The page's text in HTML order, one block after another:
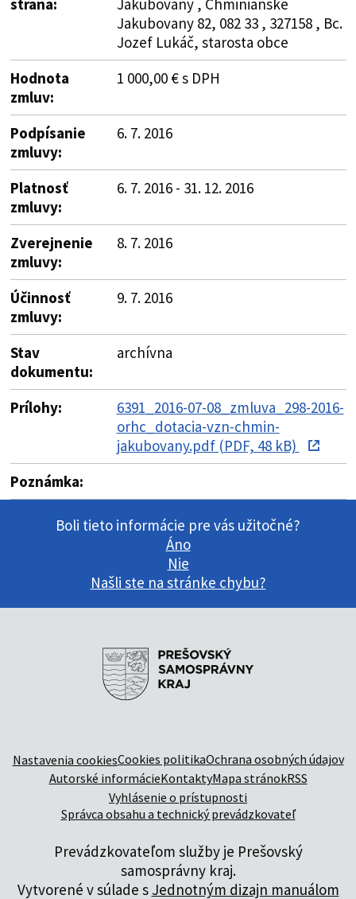
Jakubovany 82, 082 33 , 327158 , Bc.
Jozef Lukáč, starosta obce
Hodnota
zmluv:
1 000,00 € s DPH
Podpísanie
zmluvy:
6. 7. 2016
Platnosť
zmluvy:
6. 7. 2016 - 31. 12. 2016
Zverejnenie
zmluvy:
8. 7. 2016
Účinnosť
zmluvy:
9. 7. 2016
Stav
dokumentu:
archívna
Prílohy:
6391_2016-07-08_zmluva_298-2016-
orhc_dotacia-vzn-chmin-
jakubovany.pdf (PDF, 48 kB)
Poznámka:
Boli tieto informácie pre vás užitočné?
Áno
Nie
Našli ste na stránke chybu?
Nastavenia cookiesCookies politikaOchrana osobných údajov
Autorské informácieKontaktyMapa stránokRSS
Vyhlásenie o prístupnosti
Správca obsahu a technický prevádzkovateľ
Prevádzkovateľom služby je Prešovský
samosprávny kraj.
Vytvorené v súlade s Jednotným dizajn manuálom